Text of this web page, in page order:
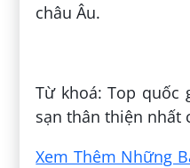
châu Âu.
Từ khoá: Top quốc
sạn thân thiện nhất
Xem Thêm Những